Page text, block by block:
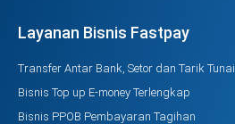
Layanan Bisnis Fastpay
Transfer Antar Bank, Setor dan Tarik Tunai
Bisnis Top up E-money Terlengkap
Bisnis PPOB Pembayaran Tagihan